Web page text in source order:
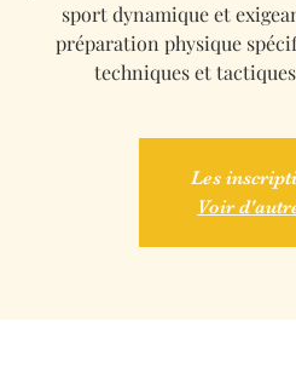
sport dynamique et
préparation physique
techniques et
Les
Voir